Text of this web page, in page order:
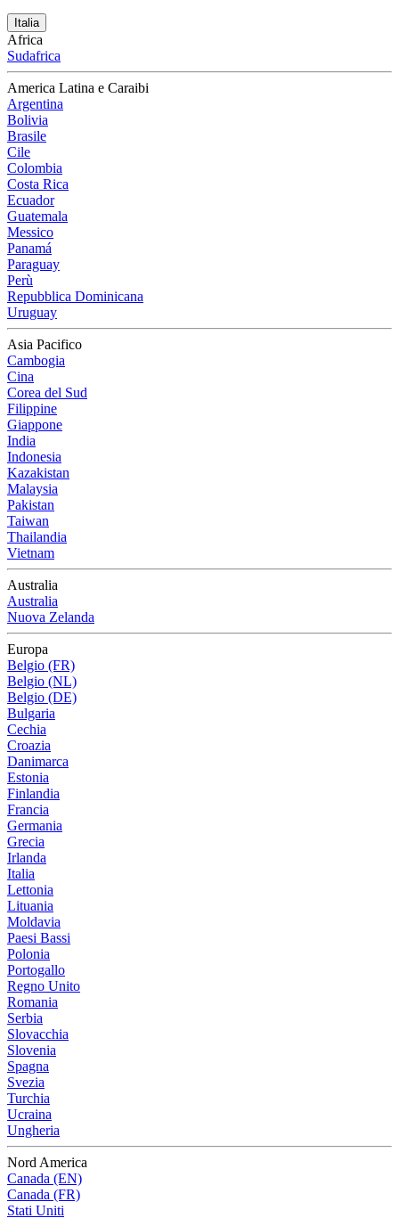
Italia
Africa
Sudafrica
America Latina e Caraibi
Argentina
Bolivia
Brasile
Cile
Colombia
Costa Rica
Ecuador
Guatemala
Messico
Panamá
Paraguay
Perù
Repubblica Dominicana
Uruguay
Asia Pacifico
Cambogia
Cina
Corea del Sud
Filippine
Giappone
India
Indonesia
Kazakistan
Malaysia
Pakistan
Taiwan
Thailandia
Vietnam
Australia
Australia
Nuova Zelanda
Europa
Belgio (FR)
Belgio (NL)
Belgio (DE)
Bulgaria
Cechia
Croazia
Danimarca
Estonia
Finlandia
Francia
Germania
Grecia
Irlanda
Italia
Lettonia
Lituania
Moldavia
Paesi Bassi
Polonia
Portogallo
Regno Unito
Romania
Serbia
Slovacchia
Slovenia
Spagna
Svezia
Turchia
Ucraina
Ungheria
Nord America
Canada (EN)
Canada (FR)
Stati Uniti